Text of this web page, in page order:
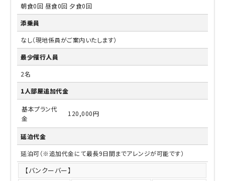
朝食0回 昼食0回 夕食0回
添乗員
なし（現地係員がご案内いたします）
最少催行人員
2名
1人部屋追加代金
基本プラン代
金
120,000円
延泊代金
延泊可（※追加代金にて最長9日間までアレンジが可能です）
【バンクーバー】